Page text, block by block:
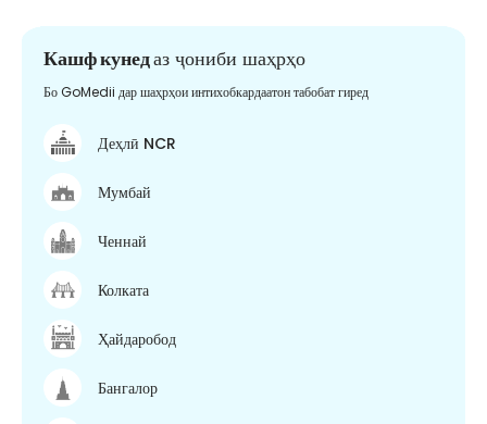
Кашф кунедаз ҷониби шаҳрҳо
Бо GoMedii дар шаҳрҳои интихобкардаатон табобат гиред
Деҳлӣ NCR
Мумбай
Ченнай
Колката
Ҳайдаробод
Бангалор